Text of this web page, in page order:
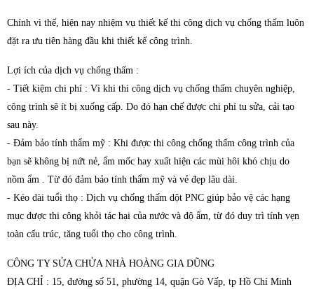
Chính vì thế, hiện nay nhiệm vụ thiết kế thi công dịch vụ chống thấm luôn
đặt ra ưu tiên hàng đầu khi thiết kế công trình.
Lợi ích của dịch vụ chống thấm :
- Tiết kiệm chi phí : Vì khi thi công dịch vụ chống thấm chuyên nghiệp,
công trình sẽ ít bị xuống cấp. Do đó hạn chế được chi phí tu sửa, cải tạo
sau này.
- Đảm bảo tính thẩm mỹ : Khi được thi công chống thấm công trình của
bạn sẽ không bị nứt nẻ, ẩm mốc hay xuất hiện các mùi hôi khó chịu do
nồm ẩm . Từ đó đảm bảo tính thẩm mỹ và vẻ đẹp lâu dài.
- Kéo dài tuổi thọ : Dịch vụ chống thấm dột PNC giúp bảo vệ các hạng
mục được thi công khỏi tác hại của nước và độ ẩm, từ đó duy trì tính vẹn
toàn cấu trúc, tăng tuổi thọ cho công trình.
CÔNG TY SỬA CHỬA NHÀ HOÀNG GIA DŨNG
ĐỊA CHỈ : 15, đường số 51, phường 14, quận Gò Vấp, tp Hồ Chí Minh